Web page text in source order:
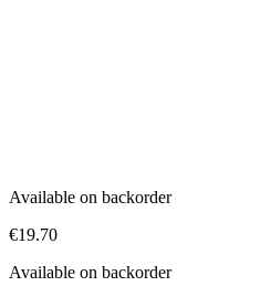
Available on backorder
€19.70
Available on backorder